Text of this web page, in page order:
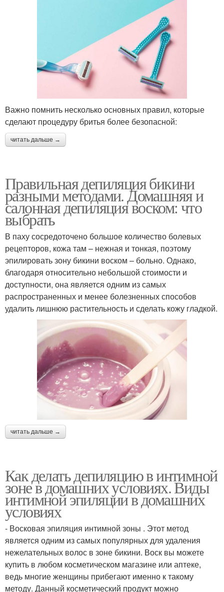
Важно помнить несколько основных правил, которые
сделают процедуру бритья более безопасной:
читать дальше →
Правильная депиляция бикини
разными методами. Домашняя и
салонная депиляция воском: что
выбрать
В паху сосредоточено большое количество болевых
рецепторов, кожа там – нежная и тонкая, поэтому
эпилировать зону бикини воском – больно. Однако,
благодаря относительно небольшой стоимости и
доступности, она является одним из самых
распространенных и менее болезненных способов
удалить лишнюю растительность и сделать кожу гладкой.
читать дальше →
Как делать депиляцию в интимной
зоне в домашних условиях. Виды
интимной эпиляции в домашних
условиях
- Восковая эпиляция интимной зоны . Этот метод
является одним из самых популярных для удаления
нежелательных волос в зоне бикини. Воск вы можете
купить в любом косметическом магазине или аптеке,
ведь многие женщины прибегают именно к такому
методу. Данный косметический продукт можно